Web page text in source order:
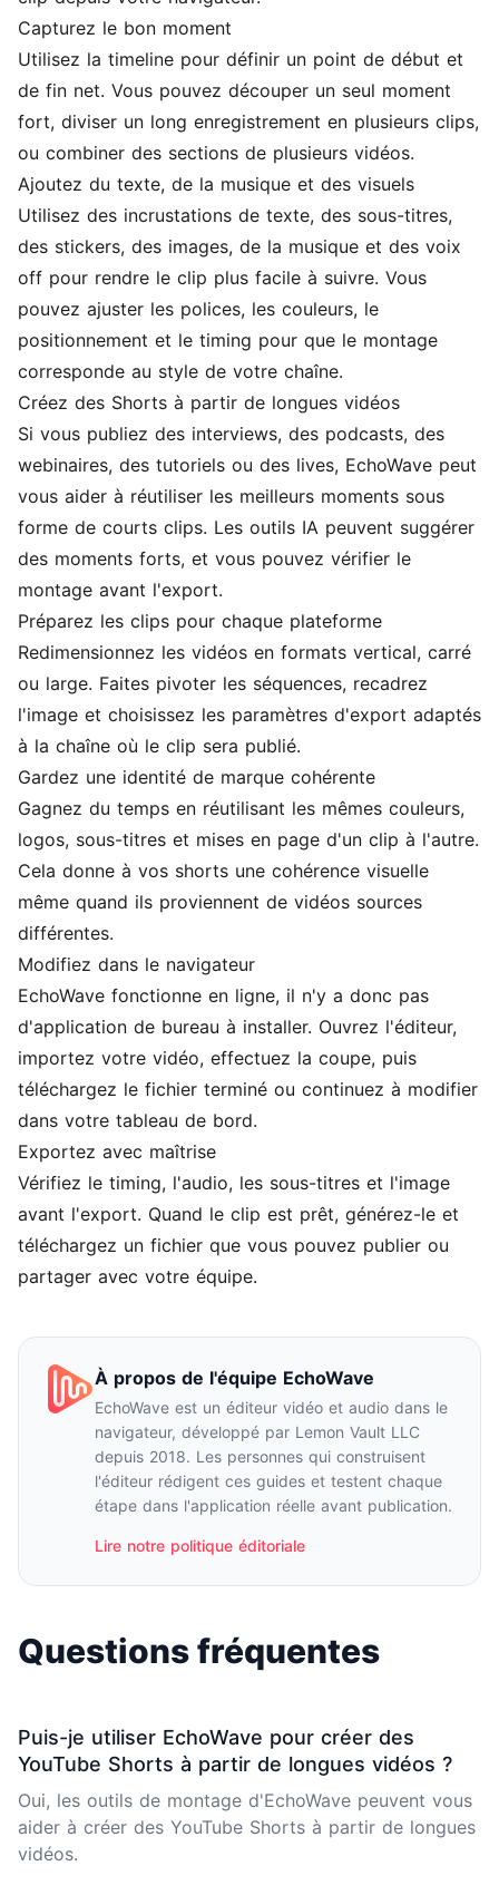
Capturez le bon moment
Utilisez la timeline pour définir un point de début et
de fin net. Vous pouvez découper un seul moment
fort, diviser un long enregistrement en plusieurs clips,
ou combiner des sections de plusieurs vidéos.
Ajoutez du texte, de la musique et des visuels
Utilisez des incrustations de texte, des sous-titres,
des stickers, des images, de la musique et des voix
off pour rendre le clip plus facile à suivre. Vous
pouvez ajuster les polices, les couleurs, le
positionnement et le timing pour que le montage
corresponde au style de votre chaîne.
Créez des Shorts à partir de longues vidéos
Si vous publiez des interviews, des podcasts, des
webinaires, des tutoriels ou des lives, EchoWave peut
vous aider à réutiliser les meilleurs moments sous
forme de courts clips. Les outils IA peuvent suggérer
des moments forts, et vous pouvez vérifier le
montage avant l'export.
Préparez les clips pour chaque plateforme
Redimensionnez les vidéos en formats vertical, carré
ou large. Faites pivoter les séquences, recadrez
l'image et choisissez les paramètres d'export adaptés
à la chaîne où le clip sera publié.
Gardez une identité de marque cohérente
Gagnez du temps en réutilisant les mêmes couleurs,
logos, sous-titres et mises en page d'un clip à l'autre.
Cela donne à vos shorts une cohérence visuelle
même quand ils proviennent de vidéos sources
différentes.
Modifiez dans le navigateur
EchoWave fonctionne en ligne, il n'y a donc pas
d'application de bureau à installer. Ouvrez l'éditeur,
importez votre vidéo, effectuez la coupe, puis
téléchargez le fichier terminé ou continuez à modifier
dans votre tableau de bord.
Exportez avec maîtrise
Vérifiez le timing, l'audio, les sous-titres et l'image
avant l'export. Quand le clip est prêt, générez-le et
téléchargez un fichier que vous pouvez publier ou
partager avec votre équipe.
À propos de l'équipe EchoWave
EchoWave est un éditeur vidéo et audio dans le
navigateur, développé par Lemon Vault LLC
depuis 2018. Les personnes qui construisent
l'éditeur rédigent ces guides et testent chaque
étape dans l'application réelle avant publication.
Lire notre politique éditoriale
Questions fréquentes
Puis-je utiliser EchoWave pour créer des
YouTube Shorts à partir de longues vidéos ?
Oui, les outils de montage d'EchoWave peuvent vous
aider à créer des YouTube Shorts à partir de longues
vidéos.